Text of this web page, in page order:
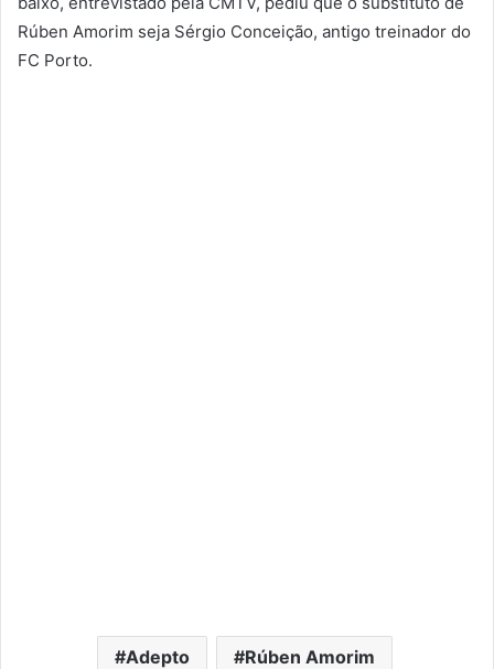
Rúben Amorim seja Sérgio Conceição, antigo treinador do
FC Porto.
Adepto Rúben Amorim